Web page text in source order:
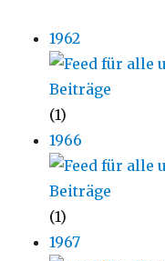
1962
(1)
1966
(1)
1967